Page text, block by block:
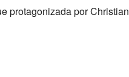
protagonizada por